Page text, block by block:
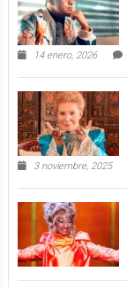
14 enero, 2026
3 noviembre, 2025